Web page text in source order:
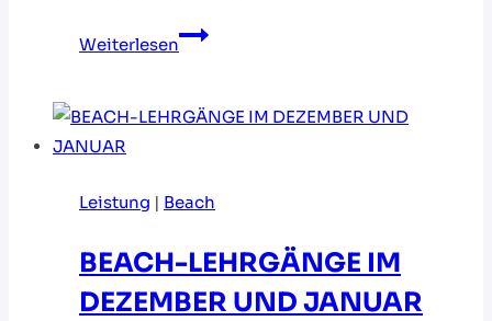
Weiterlesen
26
Talente
zum
Lehrgang
Leistung | Beach
BEACH-LEHRGÄNGE IM
DEZEMBER UND JANUAR